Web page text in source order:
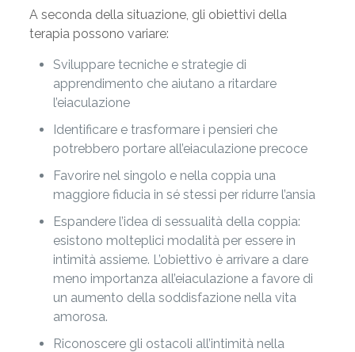
A seconda della situazione, gli obiettivi della
terapia possono variare:
Sviluppare tecniche e strategie di
apprendimento che aiutano a ritardare
l’eiaculazione
Identificare e trasformare i pensieri che
potrebbero portare all’eiaculazione precoce
Favorire nel singolo e nella coppia una
maggiore fiducia in sé stessi per ridurre l’ansia
Espandere l’idea di sessualità della coppia:
esistono molteplici modalità per essere in
intimità assieme. L’obiettivo è arrivare a dare
meno importanza all’eiaculazione a favore di
un aumento della soddisfazione nella vita
amorosa.
Riconoscere gli ostacoli all’intimità nella